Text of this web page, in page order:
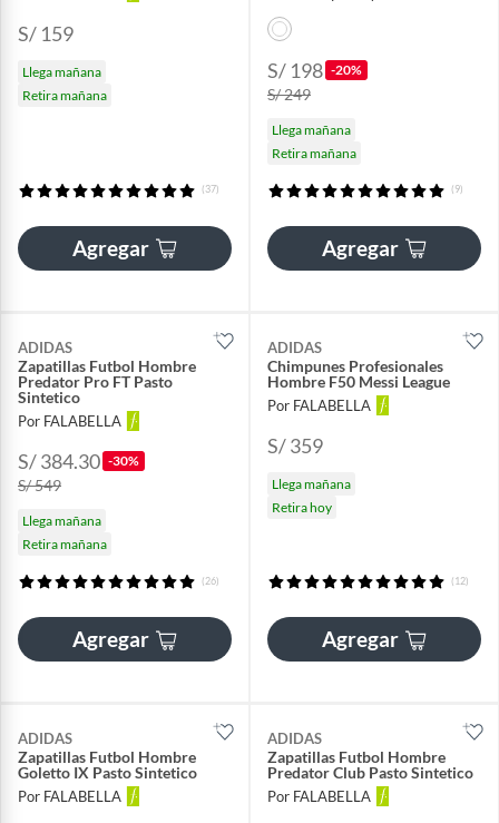
S/ 159
Llega mañana
Retira mañana
(37)
Agregar
S/ 198 -20%
S/ 249
Llega mañana
Retira mañana
(9)
Agregar
ADIDAS
Zapatillas Futbol Hombre
Predator Pro FT Pasto
Sintetico
Por FALABELLA
S/ 384.30 -30%
S/ 549
Llega mañana
Retira mañana
(26)
Agregar
ADIDAS
Chimpunes Profesionales
Hombre F50 Messi League
Por FALABELLA
S/ 359
Llega mañana
Retira hoy
(12)
Agregar
ADIDAS
Zapatillas Futbol Hombre
Goletto IX Pasto Sintetico
Por FALABELLA
ADIDAS
Zapatillas Futbol Hombre
Predator Club Pasto Sintetico
Por FALABELLA